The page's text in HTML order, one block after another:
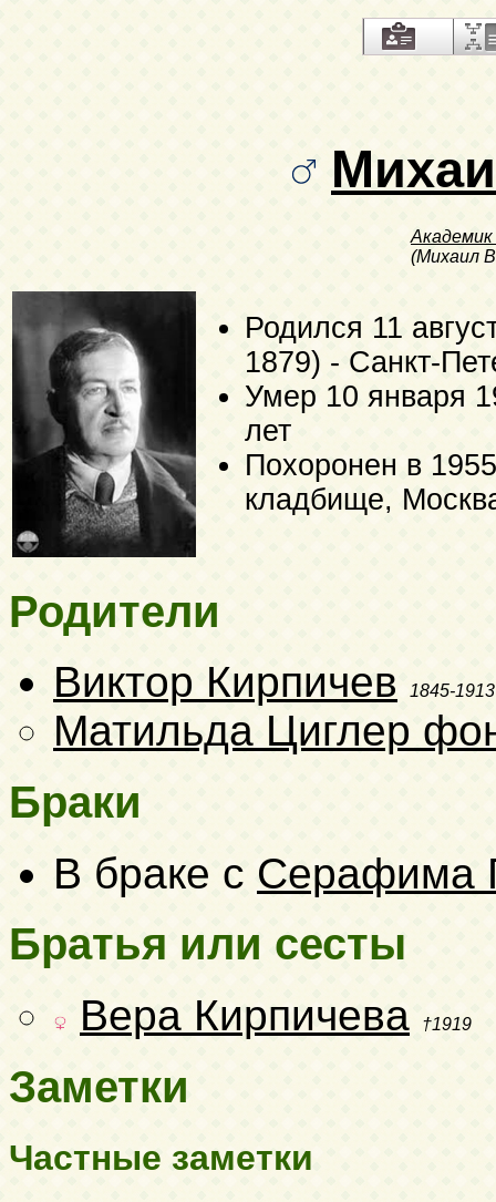
Академик
(Михаил
Родился 11
1879) - Санкт-
Умер 10 января
лет
Похоронен в
кладбище,
Родители
Виктор Кирпичев 1845-1913
Матильда Циглер
Браки
В браке с Серафима
Братья или сесты
Вера Кирпичева †1919
Заметки
Частные заметки